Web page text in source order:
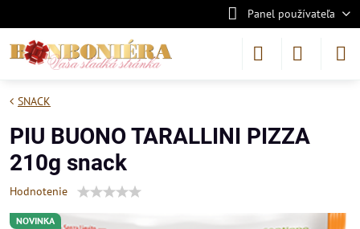
Panel používateľa
NOVINKA
SNACK
PIU BUONO TARALLINI PIZZA
210g snack
Hodnotenie